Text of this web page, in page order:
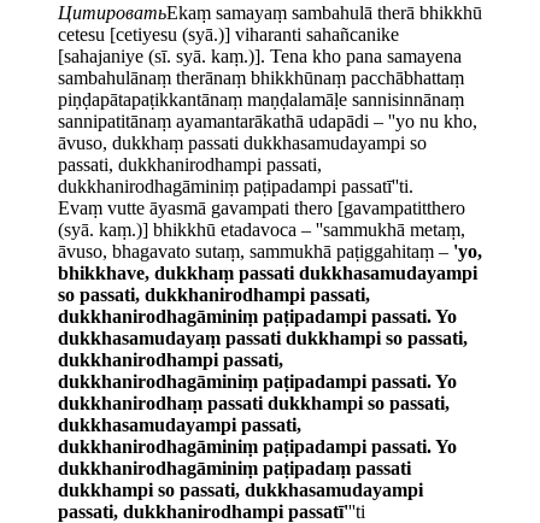
ЦитироватьEkaṃ samayaṃ sambahulā therā bhikkhū
cetesu [cetiyesu (syā.)] viharanti sahañcanike
[sahajaniye (sī. syā. kaṃ.)]. Tena kho pana samayena
sambahulānaṃ therānaṃ bhikkhūnaṃ pacchābhattaṃ
piṇḍapātapaṭikkantānaṃ maṇḍalamāḷe sannisinnānaṃ
sannipatitānaṃ ayamantarākathā udapādi – ''yo nu kho,
āvuso, dukkhaṃ passati dukkhasamudayampi so
passati, dukkhanirodhampi passati,
dukkhanirodhagāminiṃ paṭipadampi passatī''ti.
Evaṃ vutte āyasmā gavampati thero [gavampatitthero
(syā. kaṃ.)] bhikkhū etadavoca – ''sammukhā metaṃ,
āvuso, bhagavato sutaṃ, sammukhā paṭiggahitaṃ – 'yo,
bhikkhave, dukkhaṃ passati dukkhasamudayampi
so passati, dukkhanirodhampi passati,
dukkhanirodhagāminiṃ paṭipadampi passati. Yo
dukkhasamudayaṃ passati dukkhampi so passati,
dukkhanirodhampi passati,
dukkhanirodhagāminiṃ paṭipadampi passati. Yo
dukkhanirodhaṃ passati dukkhampi so passati,
dukkhasamudayampi passati,
dukkhanirodhagāminiṃ paṭipadampi passati. Yo
dukkhanirodhagāminiṃ paṭipadaṃ passati
dukkhampi so passati, dukkhasamudayampi
passati, dukkhanirodhampi passatī'''ti